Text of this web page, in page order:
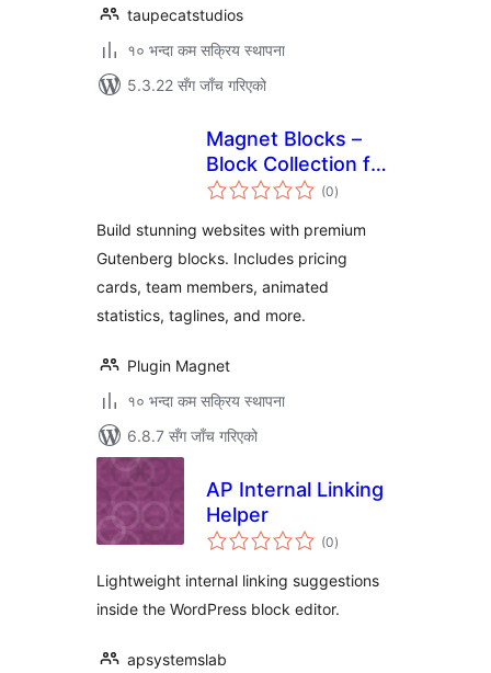
taupecatstudios
१० भन्दा कम सक्रिय स्थापना
5.3.22 सँग जाँच गरिएको
Magnet Blocks –
Block Collection for
Modern Websites
(0कुल
रेटिङ्गहरू
)
Build stunning websites with premium
Gutenberg blocks. Includes pricing
cards, team members, animated
statistics, taglines, and more.
Plugin Magnet
१० भन्दा कम सक्रिय स्थापना
6.8.7 सँग जाँच गरिएको
AP Internal Linking
Helper
(0कुल
रेटिङ्गहरू
)
Lightweight internal linking suggestions
inside the WordPress block editor.
apsystemslab